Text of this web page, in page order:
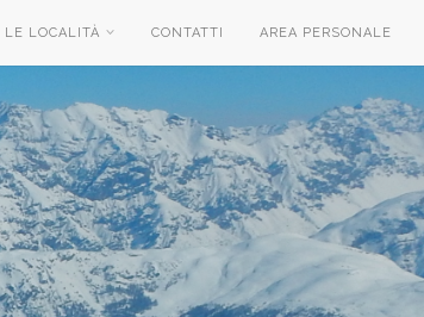
LE LOCALITÀ CONTATTI AREA PERSONALE